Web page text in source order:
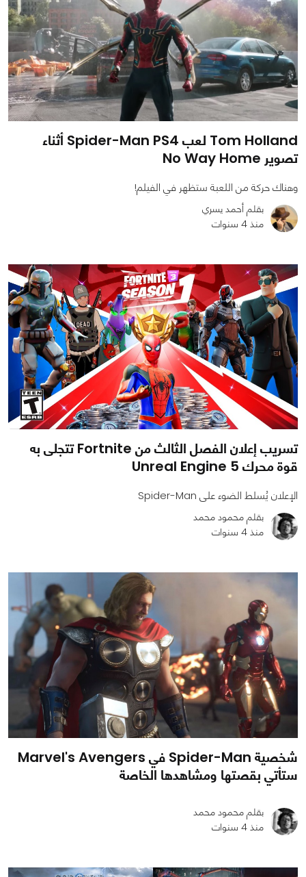
1533
0
0
Tom Holland لعب Spider-Man PS4 أثناء
تصوير No Way Home
وهناك حركة من اللعبة ستظهر في الفيلم!
بقلم أحمد يسري
منذ 4 سنوات
0
تسريب إعلان الفصل الثالث من Fortnite تتجلى به
قوة محرك Unreal Engine 5
الإعلان يُسلط الضوء على Spider-Man
بقلم محمود محمد
منذ 4 سنوات
شخصية Spider-Man في Marvel's Avengers
ستأتي بقصتها ومشاهدها الخاصة
بقلم محمود محمد
منذ 4 سنوات